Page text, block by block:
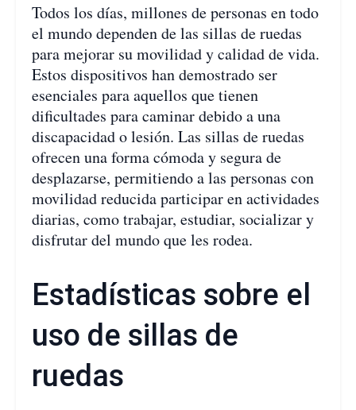
Todos los días, millones de personas en todo
el mundo dependen de las sillas de ruedas
para mejorar su movilidad y calidad de vida.
Estos dispositivos han demostrado ser
esenciales para aquellos que tienen
dificultades para caminar debido a una
discapacidad o lesión. Las sillas de ruedas
ofrecen una forma cómoda y segura de
desplazarse, permitiendo a las personas con
movilidad reducida participar en actividades
diarias, como trabajar, estudiar, socializar y
disfrutar del mundo que les rodea.
Estadísticas sobre el
uso de sillas de
ruedas